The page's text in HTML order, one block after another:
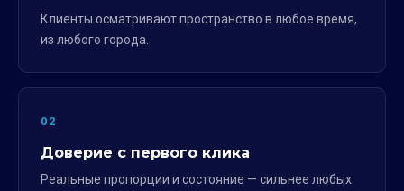
Клиенты осматривают пространство в любое время,
из любого города.
02
Доверие с первого клика
Реальные пропорции и состояние — сильнее любых